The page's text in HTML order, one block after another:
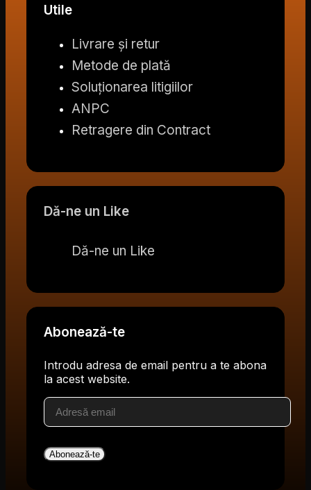
Utile
Livrare și retur
Metode de plată
Soluționarea litigiilor
ANPC
Retragere din Contract
Dă-ne un Like
Dă-ne un Like
Abonează-te
Introdu adresa de email pentru a te abona
la acest website.
Adresă
email
Abonează-te